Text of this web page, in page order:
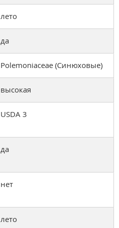
лето
да
Polemoniaceae (Синюховые)
высокая
USDA 3
да
нет
лето